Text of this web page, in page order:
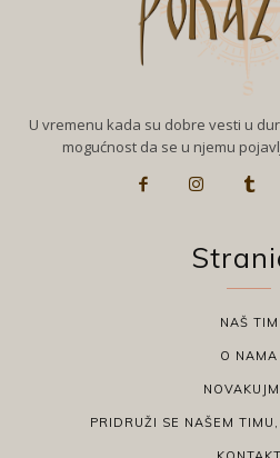
U vremenu kada su dobre vesti u
mogućnost da se u njemu
NAŠ TIM
O NAMA
PRIDRUŽI SE NAŠEM